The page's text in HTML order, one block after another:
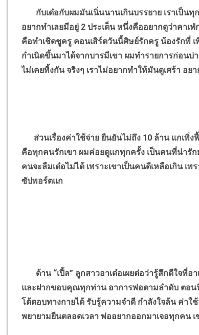
กับเด๋อกับผมมันเนิ่นนานเกินบรรยาย เราเป็นทุ
อยากทำเลยมีอยู่ 2 ประเด็น หนึ่งคืออยากดูว่าคาเ
คือทำเชิดชูครู คอนเสิร์ตวันนี้ศิษย์รักครู น้องรักพี่
กำเนิดขึ้นมาได้จากบารมีเขา ผมทำรายการก่อนบ่
ไม่เคยทิ้งกัน จริงๆ เราไม่อยากทำให้มันดูเศร้า
ส่วนเรื่องค่าใช้จ่าย ยืนยันไม่ถึง 10 ล้าน แกเพิ่ง
คือทุกคนรักเขา ผมค่อยดูแกทุกครั้ง เป็นคนที่น่ารัก
คนจะลืมเด๋อไม่ได้ เพราะเขาเป็นคนดีเหลือเกิน
ซัปพอร์ตแก
ด้าน “เปิ้ล” ลูกสาวอาเด๋อเผยต่อว่ารู้สึกดีใจที่
และฝากขอบคุณทุกท่าน อาการพ่อตามลำดับ ตอน
โต้ตอบทางกายได้ รับรู้ความจำดี กำลังใจล้น ค่า
พยายามยืนตลอดเวลา พ่ออยากออกมาเจอทุกคน